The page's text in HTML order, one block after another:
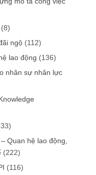
(8)
ngộ (112)
lao động (136)
nhân sự nhân lực
Quan hệ lao động,
(222)
(116)